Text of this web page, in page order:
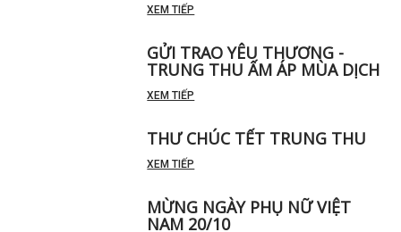
XEM TIẾP
GỬI TRAO YÊU THƯƠNG -
TRUNG THU ẤM ÁP MÙA DỊCH
XEM TIẾP
THƯ CHÚC TẾT TRUNG THU
XEM TIẾP
MỪNG NGÀY PHỤ NỮ VIỆT
NAM 20/10